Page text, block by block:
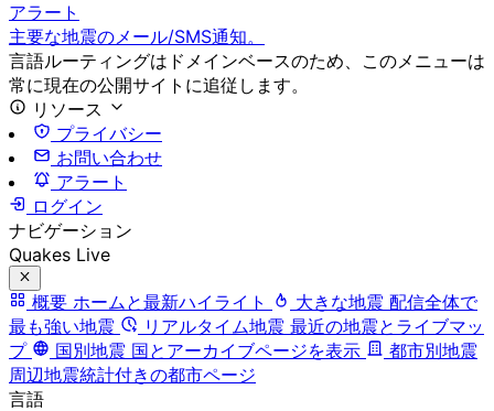
アラート
主要な地震のメール/SMS通知。
言語ルーティングはドメインベースのため、このメニューは
常に現在の公開サイトに追従します。
リソース
プライバシー
お問い合わせ
アラート
ログイン
ナビゲーション
Quakes Live
概要 ホームと最新ハイライト 大きな地震 配信全体で
最も強い地震
リアルタイム地震 最近の地震とライブマッ
プ
国別地震 国とアーカイブページを表示
都市別地震
周辺地震統計付きの都市ページ
言語